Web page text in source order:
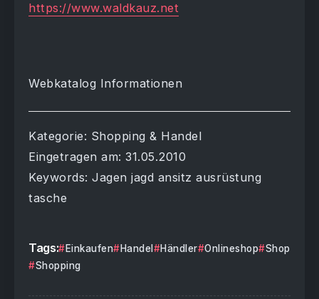
https://www.waldkauz.net
Webkatalog Informationen
Kategorie: Shopping & Handel
Eingetragen am: 31.05.2010
Keywords: Jagen jagd ansitz ausrüstung
tasche
Tags: Einkaufen Handel Händler Onlineshop
Shop
Shopping